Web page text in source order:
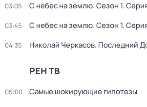
03:05 С небес на землю. Сезон 1.
03:45 С небес на землю. Сезон 1.
04:35 Николай Черкасов. Последний
РЕН ТВ
05:00 Самые шoкиpующие гипотезы